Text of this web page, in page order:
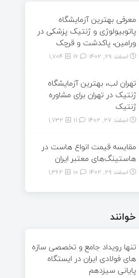
معرفی بهترین آزمایشگاه
پاتوبیولوژی و ژنتیک پزشکی در
ورامین، پاکدشت و قرچک
اسفند ۲۹, ۱۴۰۲ 1,704
تهران لب، بهترین آزمایشگاه
ژنتیک در تهران برای مشاوره
ژنتیک
اسفند ۲۷, ۱۴۰۲ 1,732
مقایسه قیمت انواع هاست در
هاستینگ‌های معتبر ایران
اسفند ۲۹, ۱۴۰۲ 1,362
تنها رویداد جامع و تخصصی سازه
های فولادی ایران در ایستگاه
پایانی سیزدهم